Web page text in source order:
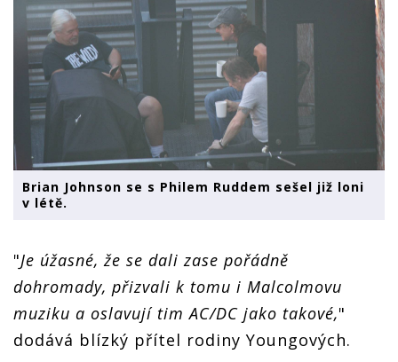
Brian Johnson se s Philem Ruddem sešel již loni
v létě.
"Je úžasné, že se dali zase pořádně
dohromady, přizvali k tomu i Malcolmovu
muziku a oslavují tim AC/DC jako takové,"
dodává blízký přítel rodiny Youngových.